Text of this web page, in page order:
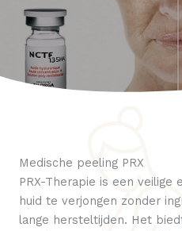
Medische peeling PRX
PRX-Therapie is een
huid te verjongen zonder
lange hersteltijden. Het